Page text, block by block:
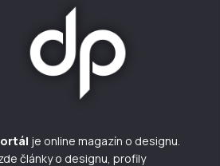
je online magazín o designu.
články o designu, profily